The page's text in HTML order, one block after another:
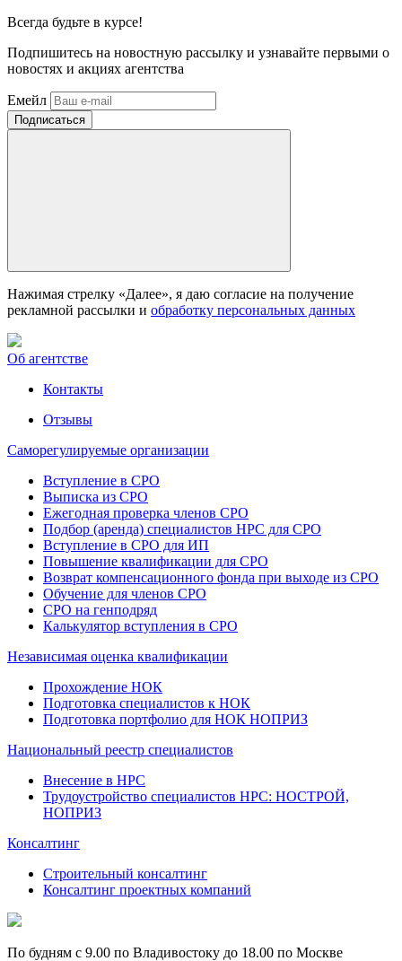
Всегда будьте в курсе!
Подпишитесь на новостную рассылку и узнавайте первыми о
новостях и акциях агентства
Емейл
Нажимая стрелку «Далее», я даю согласие на получение
рекламной рассылки и обработку персональных данных
Об агентстве
Контакты
Отзывы
Саморегулируемые организации
Вступление в СРО
Выписка из СРО
Ежегодная проверка членов СРО
Подбор (аренда) специалистов НРС для СРО
Вступление в СРО для ИП
Повышение квалификации для СРО
Возврат компенсационного фонда при выходе из СРО
Обучение для членов СРО
СРО на генподряд
Калькулятор вступления в СРО
Независимая оценка квалификации
Прохождение НОК
Подготовка специалистов к НОК
Подготовка портфолио для НОК НОПРИЗ
Национальный реестр специалистов
Внесение в НРС
Трудоустройство специалистов НРС: НОСТРОЙ,
НОПРИЗ
Консалтинг
Строительный консалтинг
Консалтинг проектных компаний
По будням с 9.00 по Владивостоку до 18.00 по Москве